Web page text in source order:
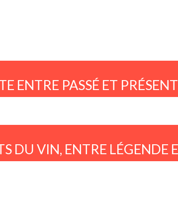
ENTRE PASSÉ ET PRÉSENT
DU VIN, ENTRE LÉGENDE